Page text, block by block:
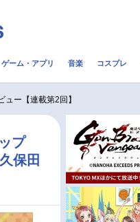
配信・Vtuber
今期アニメ曜日別一覧
ゲーム・アプリ 音楽 コスプレ
ー【連載第2回】
プ
保田